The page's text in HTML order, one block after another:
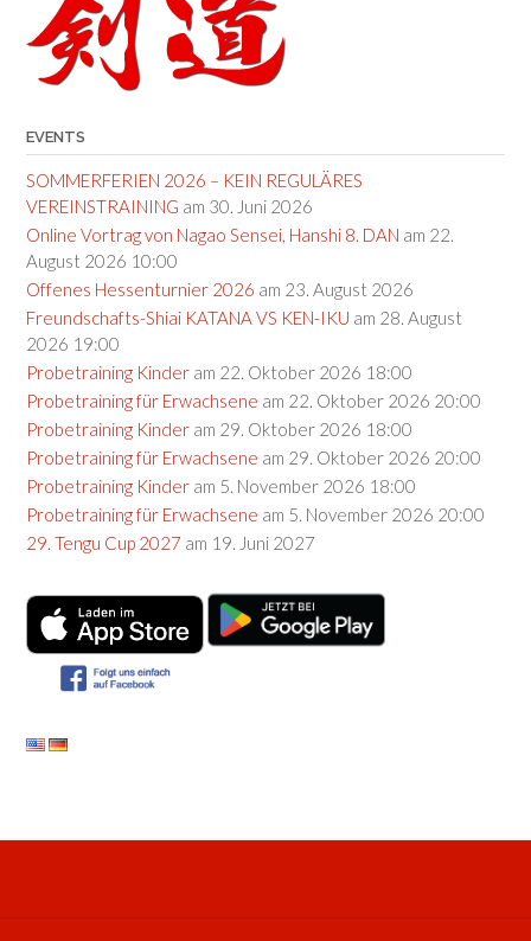
EVENTS
SOMMERFERIEN 2026 – KEIN REGULÄRES
VEREINSTRAINING am 30. Juni 2026
Online Vortrag von Nagao Sensei, Hanshi 8. DAN am 22.
August 2026 10:00
Offenes Hessenturnier 2026 am 23. August 2026
Freundschafts-Shiai KATANA VS KEN-IKU am 28. August
2026 19:00
Probetraining Kinder am 22. Oktober 2026 18:00
Probetraining für Erwachsene am 22. Oktober 2026 20:00
Probetraining Kinder am 29. Oktober 2026 18:00
Probetraining für Erwachsene am 29. Oktober 2026 20:00
Probetraining Kinder am 5. November 2026 18:00
Probetraining für Erwachsene am 5. November 2026 20:00
29. Tengu Cup 2027 am 19. Juni 2027